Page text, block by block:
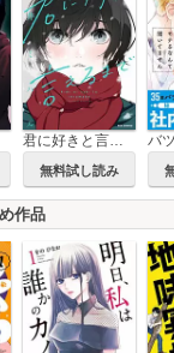
君に好きと言えるまで コミックス版
無料試し読み
作品